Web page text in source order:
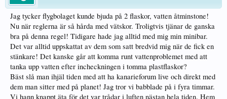
Jag tycker flygbolaget kunde bjuda på 2 flaskor, vatten åtminstone!
Nu när reglerna är så hårda med vätskor. Troligtvis tjänar de ganska
bra på denna regel! Tidigare hade jag alltid med mig min minibar.
Det var alltid uppskattat av dem som satt bredvid mig när de fick en
stänkare! Det kanske går att komma runt vattenproblemet med att
tanka upp vatten efter incheckningen i tomma plastflaskor?
Bäst slå man ihjäl tiden med att ha kanarieforum live och direkt med
dem man sitter med på planet! Jag tror vi babblade på i fyra timmar.
Vi hann knappt äta för det var trådar i luften nästan hela tiden. Hem